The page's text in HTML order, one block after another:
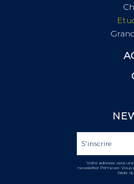
Votre adresse sera
newsletter Primever.
l'aide